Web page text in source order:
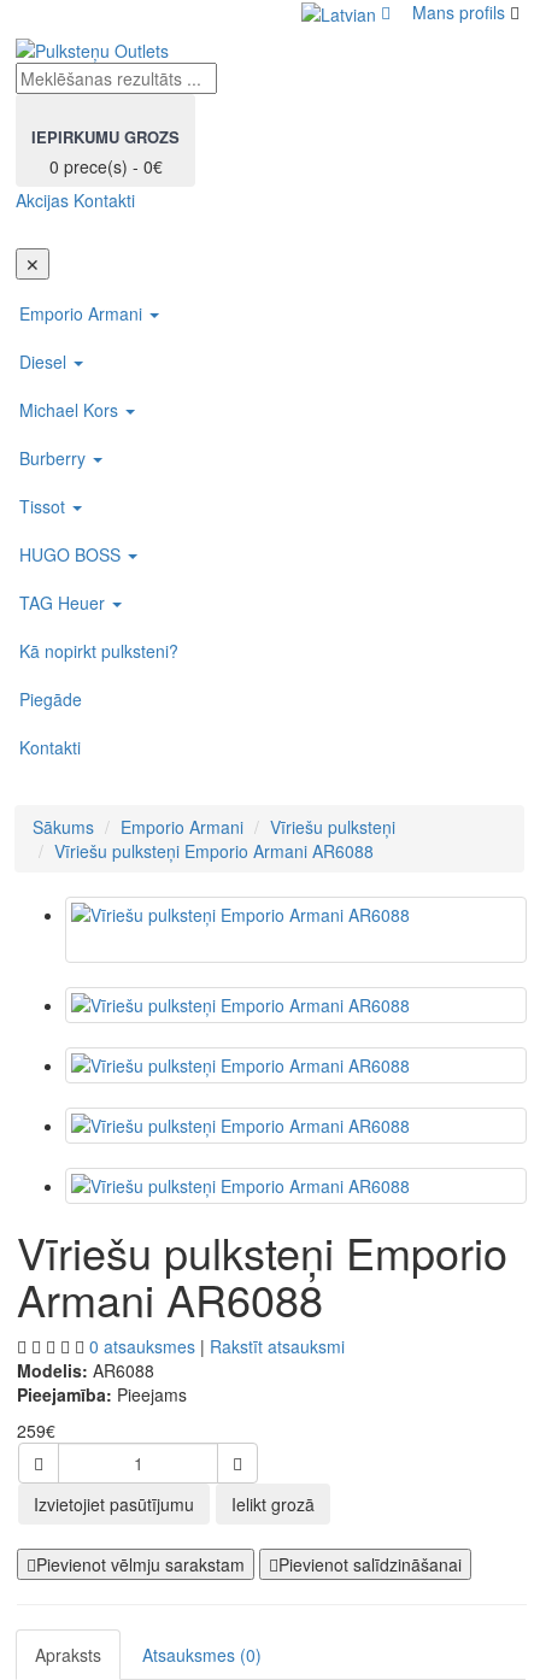
Mans profils
IEPIRKUMU GROZS
0 prece(s) - 0€
Akcijas Kontakti
✕
Emporio Armani
Diesel
Michael Kors
Burberry
Tissot
HUGO BOSS
TAG Heuer
Kā nopirkt pulksteni?
Piegāde
Kontakti
Sākums Emporio Armani
Vīriešu pulksteņi
Vīriešu pulksteņi Emporio Armani AR6088
Vīriešu pulksteņi Emporio
Armani AR6088
0 atsauksmes | Rakstīt atsauksmi
Modelis: AR6088
Pieejamība: Pieejams
259€
Izvietojiet pasūtījumu Ielikt grozā
Pievienot vēlmju sarakstam Pievienot salīdzināšanai
Apraksts Atsauksmes (0)